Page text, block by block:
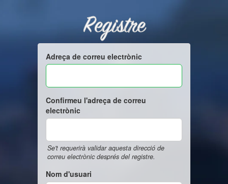
Registre
Adreça de correu electrònic
Confirmeu l'adreça de correu
electrònic
Se't requerirà validar aquesta direcció de
correu electrònic després del registre.
Nom d'usuari